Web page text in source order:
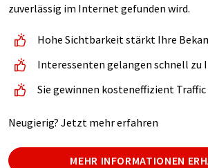
zuverlässig im Internet gefunden wird.
Hohe Sichtbarkeit stärkt Ihre
Interessenten gelangen schnell zu
Sie gewinnen kosteneffizient Traffic
Neugierig? Jetzt mehr erfahren
MEHR INFORMATIONEN